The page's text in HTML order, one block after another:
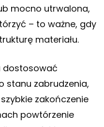
mocno utrwalona,
– to ważne, gdy
materiału.
dostosować
stanu zabrudzenia,
zakończenie
powtórzenie